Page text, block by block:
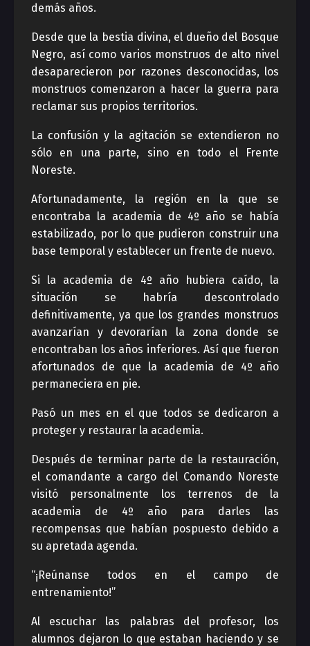
demás años.
Desde que la bestia divina, el dueño del Bosque
Negro, así como varios monstruos de alto nivel
desaparecieron por razones desconocidas, los
monstruos comenzaron a hacer la guerra para
reclamar sus propios territorios.
La confusión y la agitación se extendieron no
sólo en una parte, sino en todo el Frente
Noreste.
Afortunadamente, la región en la que se
encontraba la academia de 4º año se había
estabilizado, por lo que pudieron construir una
base temporal y establecer un frente de nuevo.
Si la academia de 4º año hubiera caído, la
situación se habría descontrolado
definitivamente, ya que los grandes monstruos
avanzarían y devorarían la zona donde se
encontraban los años inferiores. Así que fueron
afortunados de que la academia de 4º año
permaneciera en pie.
Pasó un mes en el que todos se dedicaron a
proteger y restaurar la academia.
Después de terminar parte de la restauración,
el comandante a cargo del Comando Noreste
visitó personalmente los terrenos de la
academia de 4º año para darles las
recompensas que habían pospuesto debido a
su apretada agenda.
“¡Reúnanse todos en el campo de
entrenamiento!”
Al escuchar las palabras del profesor, los
alumnos dejaron lo que estaban haciendo y se